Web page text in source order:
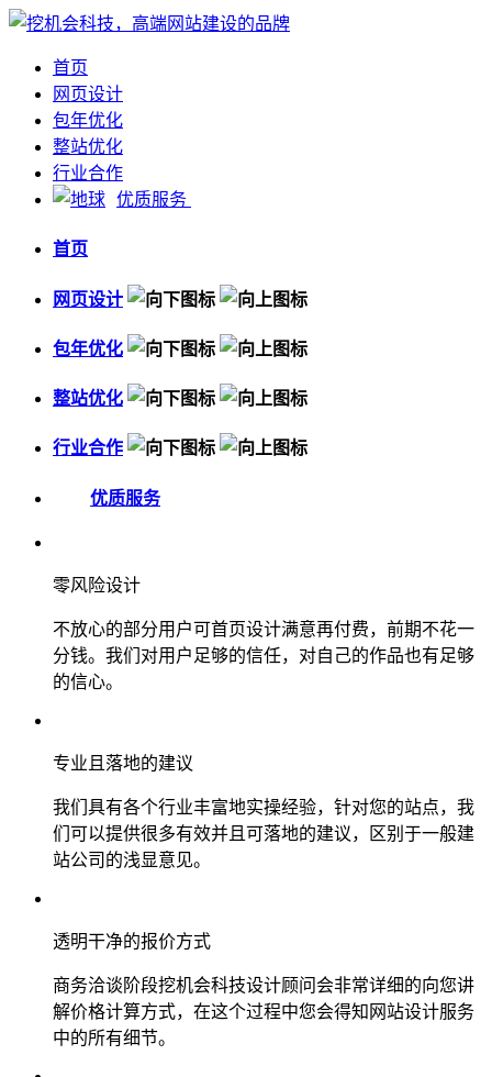
首页
网页设计
包年优化
整站优化
行业合作
优质服务
首页
网页设计
包年优化
整站优化
行业合作
优质服务
零风险设计
不放心的部分用户可首页设计满意再付费，前期不花一
分钱。我们对用户足够的信任，对自己的作品也有足够
的信心。
专业且落地的建议
我们具有各个行业丰富地实操经验，针对您的站点，我
们可以提供很多有效并且可落地的建议，区别于一般建
站公司的浅显意见。
透明干净的报价方式
商务洽谈阶段挖机会科技设计顾问会非常详细的向您讲
解价格计算方式，在这个过程中您会得知网站设计服务
中的所有细节。